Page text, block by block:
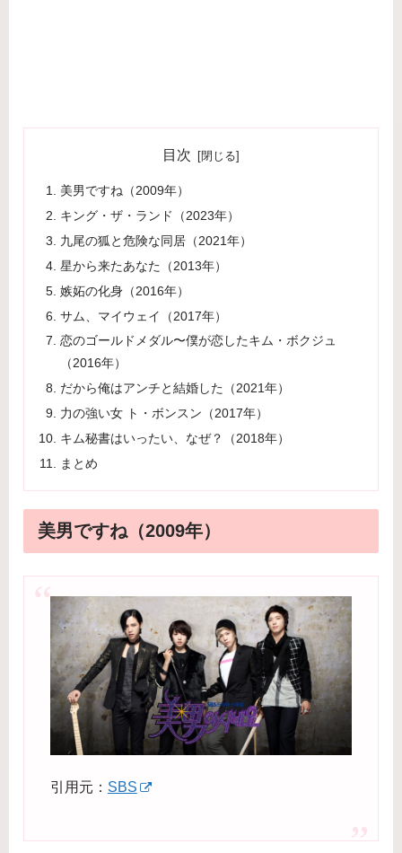
目次
美男ですね（2009年）
キング・ザ・ランド（2023年）
九尾の狐と危険な同居（2021年）
星から来たあなた（2013年）
嫉妬の化身（2016年）
サム、マイウェイ（2017年）
恋のゴールドメダル〜僕が恋したキム・ボクジュ
（2016年）
だから俺はアンチと結婚した（2021年）
力の強い女 ト・ボンスン（2017年）
キム秘書はいったい、なぜ？（2018年）
まとめ
美男ですね（2009年）
引用元： SBS